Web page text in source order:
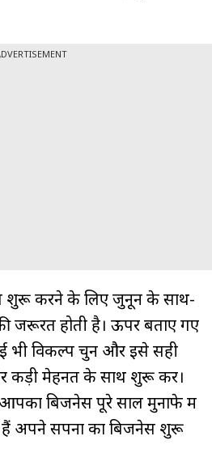
करने के लिए जुनून के साथ-
जरूरत होती है। ऊपर बताए गए
भी विकल्प चुनें और इसे सही
और कड़ी मेहनत के साथ शुरू करें।
बिजनेस पूरे साल मुनाफे में
हैं अपने सपनों का बिजनेस शुरू